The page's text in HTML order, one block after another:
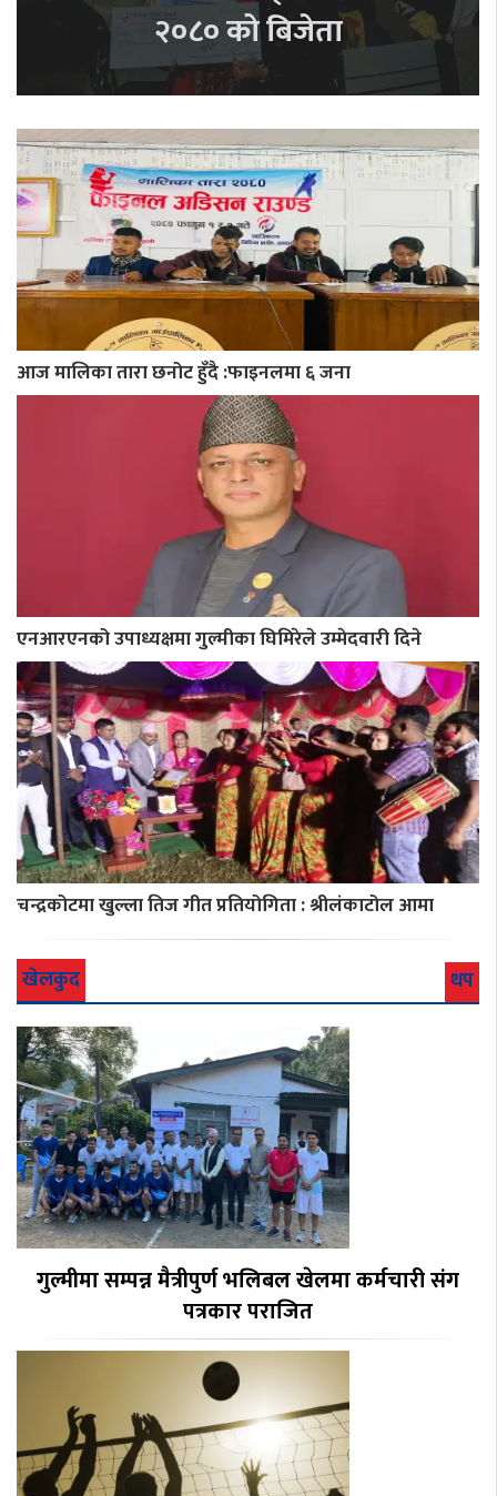
२०८० को बिजेता
आज मालिका तारा छनोट हुँदै :फाइनलमा ६ जना
एनआरएनको उपाध्यक्षमा गुल्मीका घिमिरेले उम्मेदवारी दिने
चन्द्रकोटमा खुल्ला तिज गीत प्रतियोगिता : श्रीलंकाटोल आमा
खेलकुद थप
गुल्मीमा सम्पन्न मैत्रीपुर्ण भलिबल खेलमा कर्मचारी संग
पत्रकार पराजित